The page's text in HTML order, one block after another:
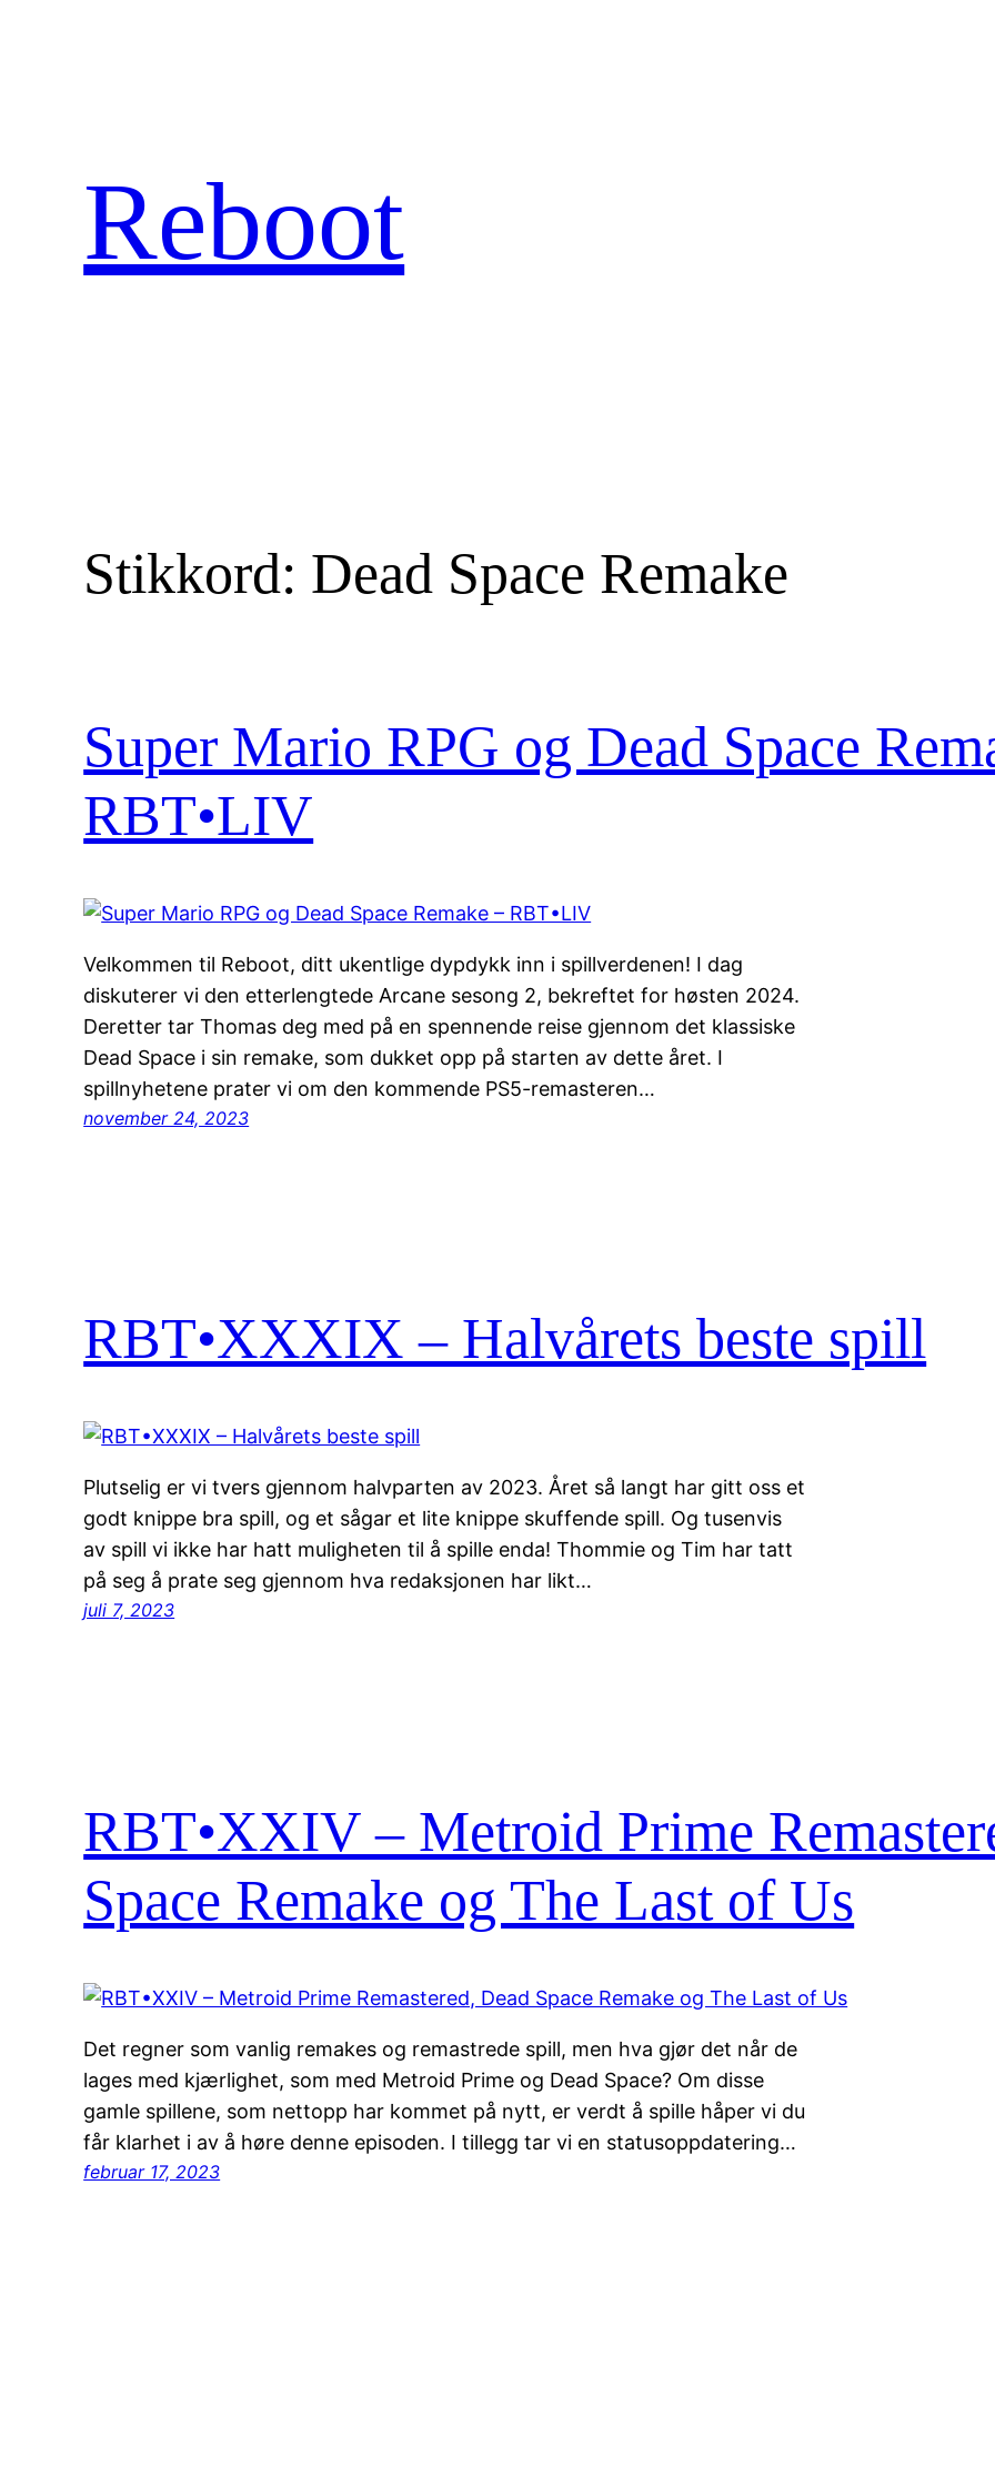
Reboot
Stikkord: Dead Space Remake
Super Mario RPG og Dead Space
RBT•LIV
Velkommen til Reboot, ditt ukentlige dypdykk inn i spillverdenen! I dag
diskuterer vi den etterlengtede Arcane sesong 2, bekreftet for høsten 2024.
Deretter tar Thomas deg med på en spennende reise gjennom det klassiske
Dead Space i sin remake, som dukket opp på starten av dette året. I
spillnyhetene prater vi om den kommende PS5-remasteren…
november 24, 2023
RBT•XXXIX – Halvårets beste spill
Plutselig er vi tvers gjennom halvparten av 2023. Året så langt har gitt oss et
godt knippe bra spill, og et sågar et lite knippe skuffende spill. Og tusenvis
av spill vi ikke har hatt muligheten til å spille enda! Thommie og Tim har tatt
på seg å prate seg gjennom hva redaksjonen har likt…
juli 7, 2023
RBT•XXIV – Metroid Prime
Space Remake og The Last of Us
Det regner som vanlig remakes og remastrede spill, men hva gjør det når de
lages med kjærlighet, som med Metroid Prime og Dead Space? Om disse
gamle spillene, som nettopp har kommet på nytt, er verdt å spille håper vi du
får klarhet i av å høre denne episoden. I tillegg tar vi en statusoppdatering…
februar 17, 2023